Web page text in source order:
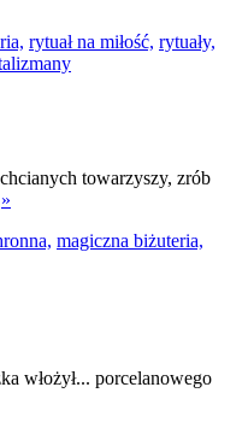
rytuał na miłość, rytuały,
towarzyszy, zrób
»
magiczna biżuteria,
włożył... porcelanowego